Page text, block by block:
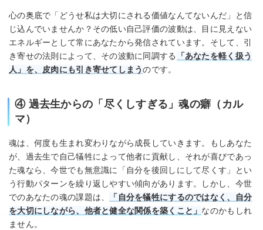
心の奥底で「どうせ私は大切にされる価値なんてないんだ」と信
じ込んでいませんか？その低い自己評価の波動は、目に見えない
エネルギーとして常にあなたから発信されています。そして、引
き寄せの法則によって、その波動に同調する
「あなたを軽く扱う
人」を、皮肉にも引き寄せてしまうのです。
④ 過去生からの「尽くしすぎる」魂の癖（カル
マ）
魂は、何度も生まれ変わりながら成長していきます。もしあなた
が、過去生で自己犠牲によって他者に貢献し、それが喜びであっ
た魂なら、今世でも無意識に「自分を後回しにして尽くす」とい
う行動パターンを繰り返しやすい傾向があります。しかし、今世
でのあなたの魂の課題は、
「自分を犠牲にするのではなく、自分
を大切にしながら、他者と健全な関係を築くこと」 なのかもしれ
ません。